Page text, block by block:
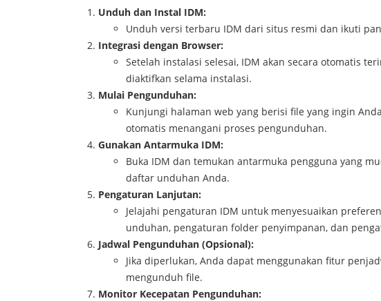
Unduh dan Instal IDM:
Unduh versi terbaru IDM dari situs resmi dan ikuti
Integrasi dengan Browser:
Setelah instalasi selesai, IDM akan secara otomatis
diaktifkan selama instalasi.
Mulai Pengunduhan:
Kunjungi halaman web yang berisi file yang ingin
otomatis menangani proses pengunduhan.
Gunakan Antarmuka IDM:
Buka IDM dan temukan antarmuka pengguna yang
daftar unduhan Anda.
Pengaturan Lanjutan:
Jelajahi pengaturan IDM untuk menyesuaikan
unduhan, pengaturan folder penyimpanan, dan
Jadwal Pengunduhan (Opsional):
Jika diperlukan, Anda dapat menggunakan fitur
mengunduh file.
Monitor Kecepatan Pengunduhan: